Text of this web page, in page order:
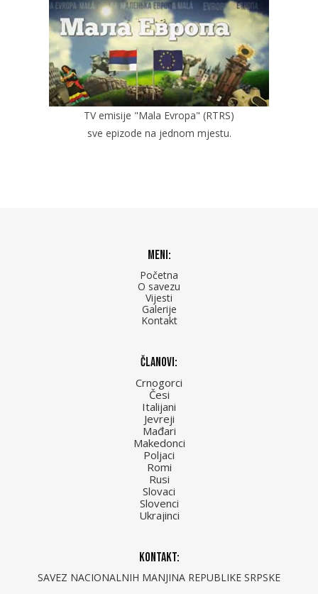
TV emisije "Mala Evropa" (RTRS)
sve epizode na jednom mjestu.
Meni:
Početna
O savezu
Vijesti
Galerije
Kontakt
Članovi:
Crnogorci
Česi
Italijani
Jevreji
Mađari
Makedonci
Poljaci
Romi
Rusi
Slovaci
Slovenci
Ukrajinci
Kontakt:
SAVEZ NACIONALNIH MANJINA REPUBLIKE SRPSKE